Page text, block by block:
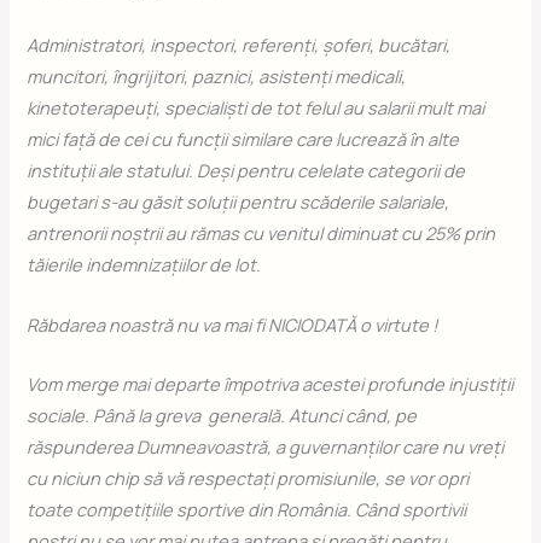
Administratori, inspectori, referenți, șoferi, bucătari,
muncitori, îngrijitori, paznici, asistenți medicali,
kinetoterapeuți, specialiști de tot felul au salarii mult mai
mici față de cei cu funcții similare care lucrează în alte
instituții ale statului. Deși pentru celelate categorii de
bugetari s-au găsit soluții pentru scăderile salariale,
antrenorii noștrii au rămas cu venitul diminuat cu 25% prin
tăierile indemnizațiilor de lot.
Răbdarea noastră nu va mai fi NICIODATĂ o virtute !
Vom merge mai departe împotriva acestei profunde injustiții
sociale. Până la greva generală. Atunci când, pe
răspunderea Dumneavoastră, a guvernanților care nu vreți
cu niciun chip să vă respectați promisiunile, se vor opri
toate competițiile sportive din România. Când sportivii